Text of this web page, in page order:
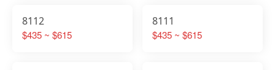
8112
$435 ~ $615
8111
$435 ~ $615